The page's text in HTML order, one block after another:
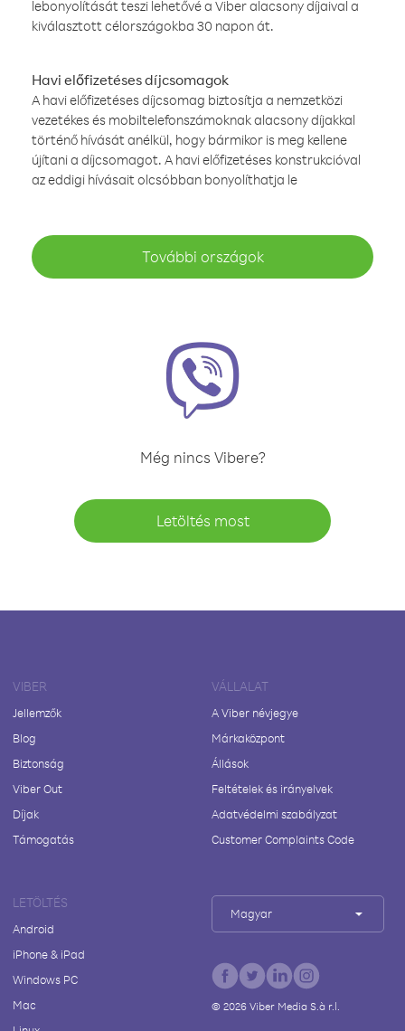
lebonyolítását teszi lehetővé a Viber alacsony díjaival a
kiválasztott célországokba 30 napon át.
Havi előfizetéses díjcsomagok
A havi előfizetéses díjcsomag biztosítja a nemzetközi
vezetékes és mobiltelefonszámoknak alacsony díjakkal
történő hívását anélkül, hogy bármikor is meg kellene
újítani a díjcsomagot. A havi előfizetéses konstrukcióval
az eddigi hívásait olcsóbban bonyolíthatja le
További országok
Még nincs Vibere?
Letöltés most
VIBER
Jellemzők
Blog
Biztonság
Viber Out
Díjak
Támogatás
VÁLLALAT
A Viber névjegye
Márkaközpont
Állások
Feltételek és irányelvek
Adatvédelmi szabályzat
Customer Complaints Code
LETÖLTÉS
Android
iPhone & iPad
Windows PC
Mac
Magyar
© 2026Viber Media S.à r.l.